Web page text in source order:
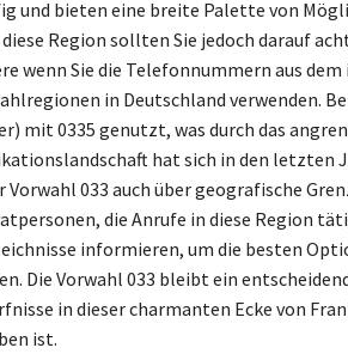
und bieten eine breite Palette von
Region sollten Sie jedoch darauf
wenn Sie die Telefonnummern aus
in Deutschland verwenden.
mit 0335 genutzt, was durch das
hat sich in den letzten
Vorwahl 033 auch über geografische
die Anrufe in diese Region
informieren, um die besten
Die Vorwahl 033 bleibt ein
in dieser charmanten Ecke von
ist.